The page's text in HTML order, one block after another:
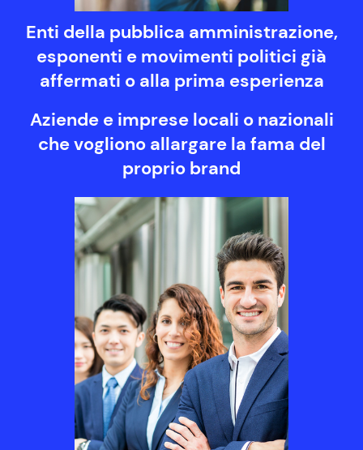
Enti della pubblica amministrazione,
esponenti e movimenti politici già
affermati o alla prima esperienza
Aziende e imprese locali o nazionali
che vogliono allargare la fama del
proprio brand